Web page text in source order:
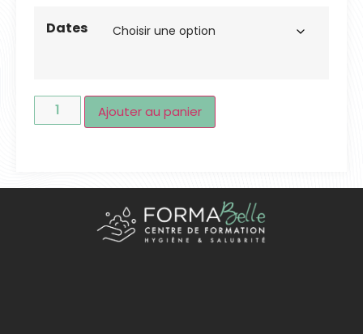
Dates
Ajouter au panier